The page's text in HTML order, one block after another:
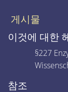
게시물
이것에 대한
§227
참조